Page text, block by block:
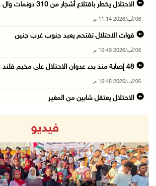
الاحتلال يخطر باقتلاع أشجار من 310 دونمات وال ...
06/آب/2026 11:14 م
قوات الاحتلال تقتحم يعبد جنوب غرب جنين
06/آب/2026 10:49 م
48 إصابة منذ بدء عدوان الاحتلال على مخيم قلند ...
06/آب/2026 10:45 م
الاحتلال يعتقل شابين من المغير
وزير الداخلية يبحث مع مكافحة المخدرات الدولي ...
06/آب/2026 10:01 م
رئيس بلدية الخليل يطلع وفدا أميركيا على تطورا ...
06/آب/2026 09:59 م
فيديو